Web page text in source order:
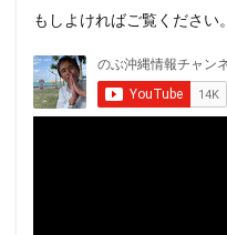
もしよければご覧ください。